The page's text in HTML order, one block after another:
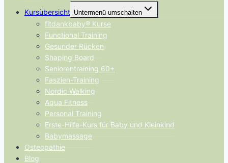
Kursübersicht Untermenü umschalten
fitdankbaby® Kurse
Functional Training
Gesunder Rücken
Shaping Board
Seniorentraining 60+
Faszien-Training
Nordic Walking
Aqua Fitness
Personal Training
Erste-Hilfe-Kurs für Baby und Kleinkind
Babymassage
Osteopathie
Blog